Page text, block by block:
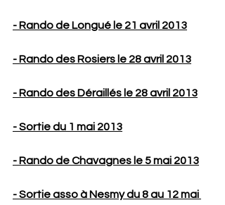
- Rando de Longué le 21 avril 2013
- Rando des Rosiers le 28 avril 2013
- Rando des Déraillés le 28 avril 2013
- Sortie du 1 mai 2013
- Rando de Chavagnes le 5 mai 2013
- Sortie asso à Nesmy du 8 au 12 mai